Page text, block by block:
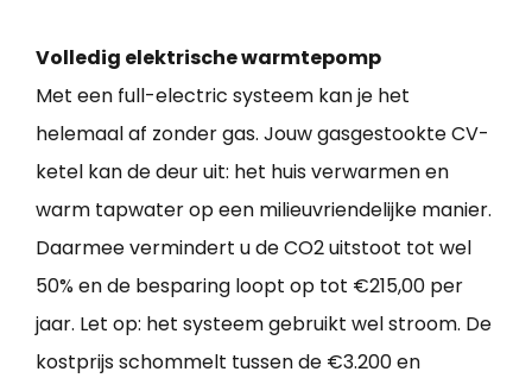
Volledig elektrische warmtepomp
Met een full-electric systeem kan je het
helemaal af zonder gas. Jouw gasgestookte CV-
ketel kan de deur uit: het huis verwarmen en
warm tapwater op een milieuvriendelijke manier.
Daarmee vermindert u de CO2 uitstoot tot wel
50% en de besparing loopt op tot €215,00 per
jaar. Let op: het systeem gebruikt wel stroom. De
kostprijs schommelt tussen de €3.200 en